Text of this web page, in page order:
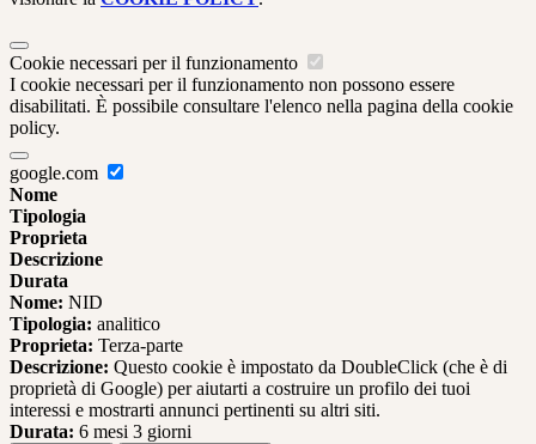
Cookie necessari per il funzionamento
I cookie necessari per il funzionamento non possono essere
disabilitati. È possibile consultare l'elenco nella pagina della cookie
policy.
google.com
Nome
Tipologia
Proprieta
Descrizione
Durata
Nome: NID
Tipologia: analitico
Proprieta: Terza-parte
Descrizione: Questo cookie è impostato da DoubleClick (che è di
proprietà di Google) per aiutarti a costruire un profilo dei tuoi
interessi e mostrarti annunci pertinenti su altri siti.
Durata: 6 mesi 3 giorni